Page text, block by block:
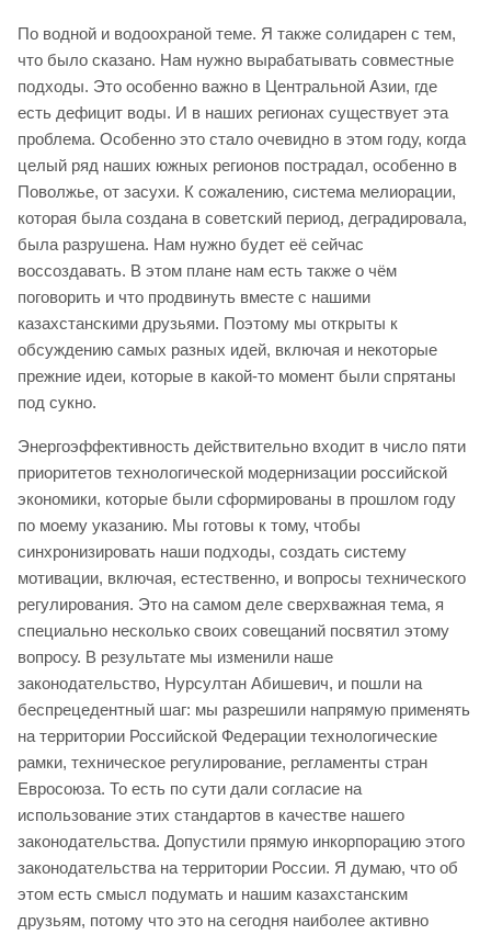
По водной и водоохраной теме. Я также солидарен с тем,
что было сказано. Нам нужно вырабатывать совместные
подходы. Это особенно важно в Центральной Азии, где
есть дефицит воды. И в наших регионах существует эта
проблема. Особенно это стало очевидно в этом году, когда
целый ряд наших южных регионов пострадал, особенно в
Поволжье, от засухи. К сожалению, система мелиорации,
которая была создана в советский период, деградировала,
была разрушена. Нам нужно будет её сейчас
воссоздавать. В этом плане нам есть также о чём
поговорить и что продвинуть вместе с нашими
казахстанскими друзьями. Поэтому мы открыты к
обсуждению самых разных идей, включая и некоторые
прежние идеи, которые в какой-то момент были спрятаны
под сукно.
Энергоэффективность действительно входит в число пяти
приоритетов технологической модернизации российской
экономики, которые были сформированы в прошлом году
по моему указанию. Мы готовы к тому, чтобы
синхронизировать наши подходы, создать систему
мотивации, включая, естественно, и вопросы технического
регулирования. Это на самом деле сверхважная тема, я
специально несколько своих совещаний посвятил этому
вопросу. В результате мы изменили наше
законодательство, Нурсултан Абишевич, и пошли на
беспрецедентный шаг: мы разрешили напрямую применять
на территории Российской Федерации технологические
рамки, техническое регулирование, регламенты стран
Евросоюза. То есть по сути дали согласие на
использование этих стандартов в качестве нашего
законодательства. Допустили прямую инкорпорацию этого
законодательства на территории России. Я думаю, что об
этом есть смысл подумать и нашим казахстанским
друзьям, потому что это на сегодня наиболее активно